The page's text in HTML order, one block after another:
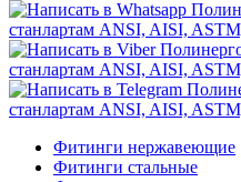
Фитинги нержавеющие
Фитинги стальные